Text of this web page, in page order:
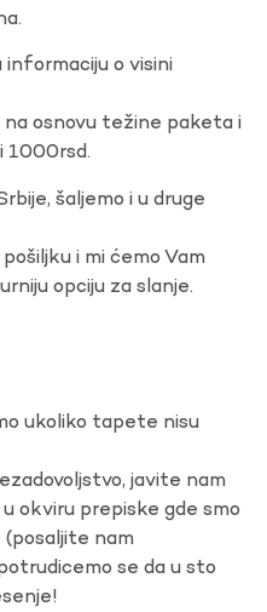
o visini
na osnovu težine paketa i
1000rsd.
šaljemo i u druge
i mi ćemo Vam
opciju za slanje.
ukoliko tapete nisu
javite nam
okviru prepiske gde smo
(posaljite nam
se da u sto